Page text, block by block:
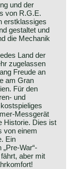
und der
von R.G.E.
erstklassiges
gestaltet und
die Mechanik
Land der
zugelassen
Freude an
am Gran
Für den
und
Messgerät
Historie. Dies ist
von einem
Ein
War“-
aber mit